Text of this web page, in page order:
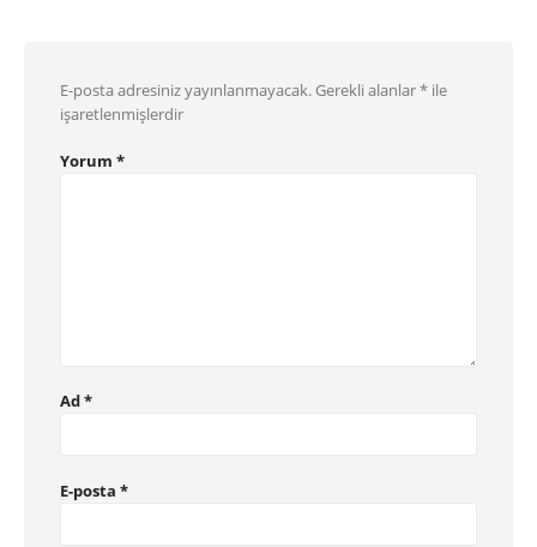
E-posta adresiniz yayınlanmayacak. Gerekli alanlar* ile
işaretlenmişlerdir
Yorum *
Ad*
E-posta *